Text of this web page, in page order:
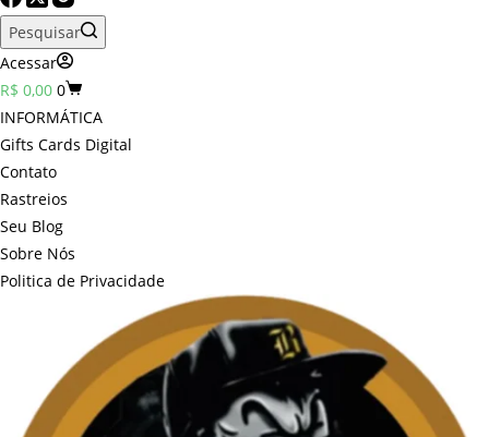
Pesquisar
Acessar
Carrinho
R$ 0,00 0
INFORMÁTICA
Gifts Cards Digital
Contato
Rastreios
Seu Blog
Sobre Nós
Politica de Privacidade